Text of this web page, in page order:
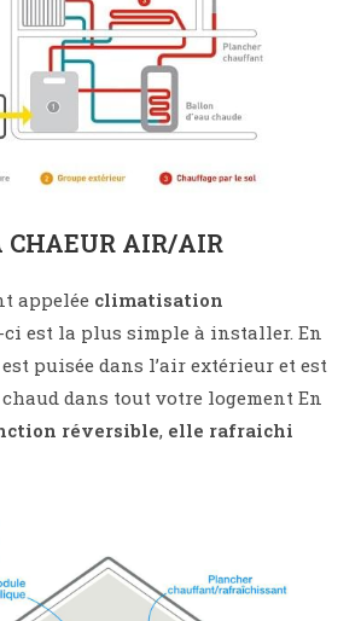
CHAEUR AIR/AIR
appelée climatisation
est la plus simple à installer. En
puisée dans l’air extérieur et est
dans tout votre logement En
réversible, elle rafraichi